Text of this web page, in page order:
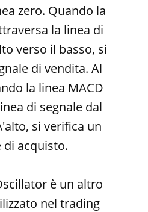
zero. Quando la
la linea di
verso il basso, si
di vendita. Al
la linea MACD
di segnale dal
si verifica un
di acquisto.
è un altro
nel trading